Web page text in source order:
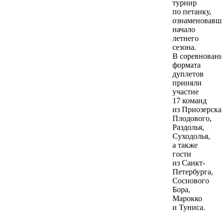
турнир
по петанку,
начало
летнего
сезона.
В
формата
дуплетов
приняли
участие
17 команд
из
Плодового,
Раздолья,
Суходолья,
а также
гости
из Санкт-
Петербурга,
Соснового
Бора,
Марокко
и Туниса.